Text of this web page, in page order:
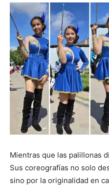
Mientras que las palillonas
Sus coreografías no solo
sino por la originalidad en